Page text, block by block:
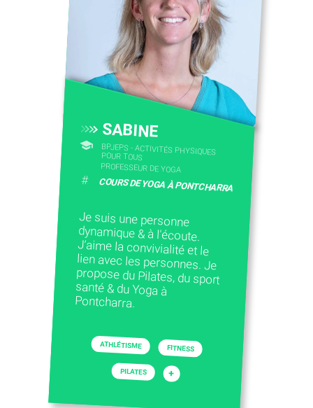
SABINE
BPJEPS - ACTIVITÉS PHYSIQUES
POUR TOUS
PROFESSEUR DE YOGA
# COURS DE YOGA À PONTCHARRA
Je suis une personne
dynamique & à l'écoute.
J’aime la convivialité et le
lien avec les personnes. Je
propose du Pilates, du sport
santé & du Yoga à
Pontcharra.
ATHLÉTISME FITNESS
PILATES +